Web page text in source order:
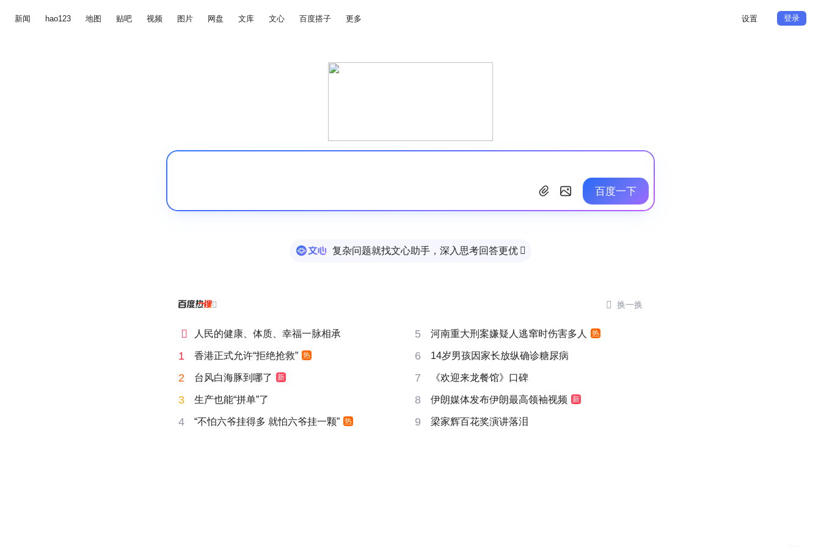
新闻 hao123 地图 贴吧 视频 图片 网盘 文库 文心 百度搭子 更多 设置 登录
百度一下
复杂问题就找文心助手，深入思考回答更优 
  换一换
 人民的健康、体质、幸福一脉相承 5 河南重大刑案嫌疑人逃窜时伤害多人 热
1 香港正式允许“拒绝抢救” 热 6 14岁男孩因家长放纵确诊糖尿病
2 台风白海豚到哪了 新 7 《欢迎来龙餐馆》口碑
3 生产也能“拼单”了 8 伊朗媒体发布伊朗最高领袖视频 新
4 “不怕六爷挂得多 就怕六爷挂一颗” 热 9 梁家辉百花奖演讲落泪